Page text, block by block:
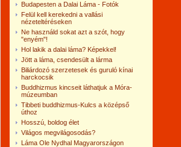
Budapesten a Dalai Láma - Fotók
Felül kell kerekedni a vallási
nézeteltéréseken
Ne használd sokat azt a szót, hogy
"enyém"!
Hol lakik a dalai láma? Képekkel!
Jött a láma, csendesült a lárma
Biliárdozó szerzetesek és guruló kínai
harckocsik
Buddhizmus kincseit láthatjuk a Móra-
múzeumban
Tibbeti buddhizmus-Kulcs a középső
úthoz
Hosszú, boldog élet
Világos megvilágosodás?
Láma Ole Nydhal Magyarországon